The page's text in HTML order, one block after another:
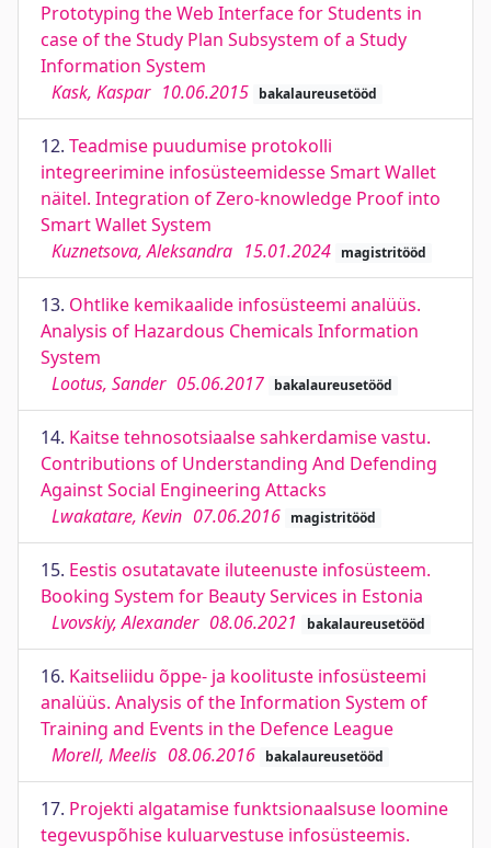
Prototyping the Web Interface for Students in
case of the Study Plan Subsystem of a Study
Information System
Kask, Kaspar 10.06.2015 bakalaureusetööd
12. Teadmise puudumise protokolli
integreerimine infosüsteemidesse Smart Wallet
näitel. Integration of Zero-knowledge Proof into
Smart Wallet System
Kuznetsova, Aleksandra 15.01.2024 magistritööd
13. Ohtlike kemikaalide infosüsteemi analüüs.
Analysis of Hazardous Chemicals Information
System
Lootus, Sander 05.06.2017 bakalaureusetööd
14. Kaitse tehnosotsiaalse sahkerdamise vastu.
Contributions of Understanding And Defending
Against Social Engineering Attacks
Lwakatare, Kevin 07.06.2016 magistritööd
15. Eestis osutatavate iluteenuste infosüsteem.
Booking System for Beauty Services in Estonia
Lvovskiy, Alexander 08.06.2021 bakalaureusetööd
16. Kaitseliidu õppe- ja koolituste infosüsteemi
analüüs. Analysis of the Information System of
Training and Events in the Defence League
Morell, Meelis 08.06.2016 bakalaureusetööd
17. Projekti algatamise funktsionaalsuse loomine
tegevuspõhise kuluarvestuse infosüsteemis.